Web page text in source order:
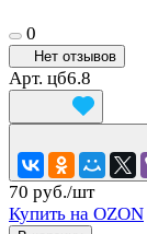
0
Нет отзывов
Арт. цб6.8
70 руб./шт
Купить на OZON